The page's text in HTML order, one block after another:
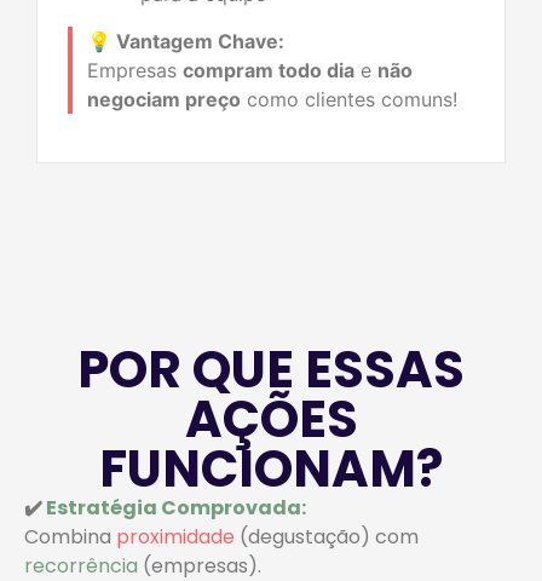
💡 Vantagem Chave:
Empresas compram todo dia e não
negociam preço como clientes comuns!
POR QUE ESSAS
AÇÕES
FUNCIONAM?
✔️Estratégia Comprovada:
Combina proximidade (degustação) com
recorrência (empresas).